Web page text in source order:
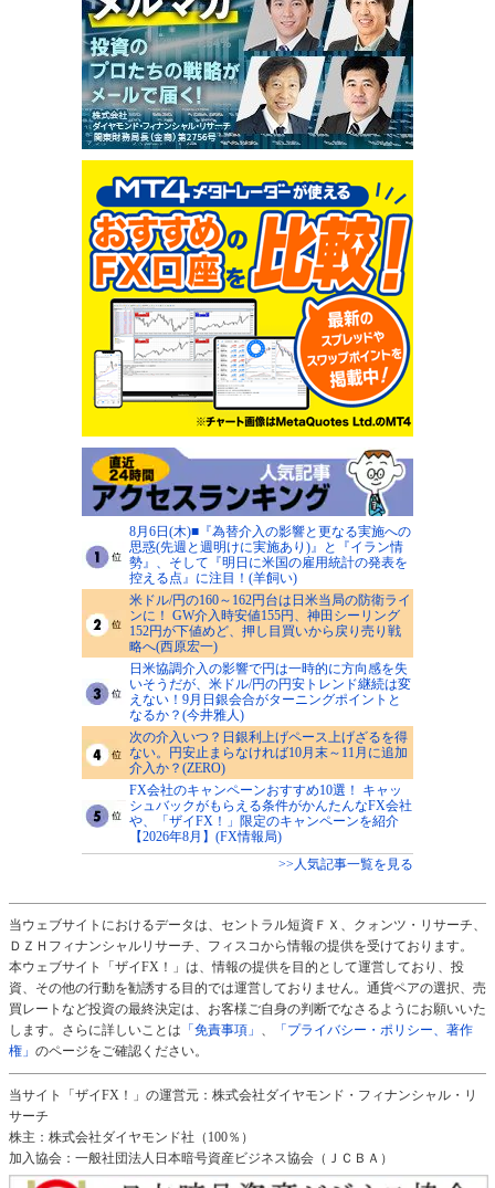
8月6日(木)■『為替介入の影響と更なる実施への
思惑(先週と週明けに実施あり)』と『イラン情
勢』、そして『明日に米国の雇用統計の発表を
控える点』に注目！(羊飼い)
米ドル/円の160～162円台は日米当局の防衛ライ
ンに！ GW介入時安値155円、神田シーリング
152円が下値めど、押し目買いから戻り売り戦
略へ(西原宏一)
日米協調介入の影響で円は一時的に方向感を失
いそうだが、米ドル/円の円安トレンド継続は変
えない！9月日銀会合がターニングポイントと
なるか？(今井雅人)
次の介入いつ？日銀利上げペース上げざるを得
ない。円安止まらなければ10月末～11月に追加
介入か？(ZERO)
FX会社のキャンペーンおすすめ10選！ キャッ
シュバックがもらえる条件がかんたんなFX会社
や、「ザイFX！」限定のキャンペーンを紹介
【2026年8月】(FX情報局)
>>人気記事一覧を見る
当ウェブサイトにおけるデータは、セントラル短資ＦＸ、クォンツ・リサーチ、
ＤＺＨフィナンシャルリサーチ、フィスコから情報の提供を受けております。
本ウェブサイト「ザイFX！」は、情報の提供を目的として運営しており、投
資、その他の行動を勧誘する目的では運営しておりません。通貨ペアの選択、売
買レートなど投資の最終決定は、お客様ご自身の判断でなさるようにお願いいた
します。さらに詳しいことは 「免責事項」
「プライバシー・ポリシー、著作
権」 のページをご確認ください。
当サイト「ザイFX！」の運営元：株式会社ダイヤモンド・フィナンシャル・リ
サーチ
株主：株式会社ダイヤモンド社（100％）
加入協会：一般社団法人日本暗号資産ビジネス協会（ＪＣＢＡ）